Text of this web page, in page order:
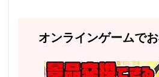
オンラインゲームで